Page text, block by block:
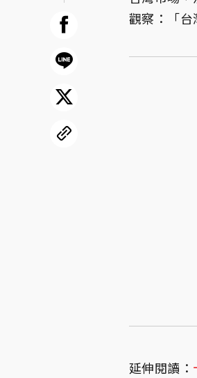
觀察：「台
延伸閱讀：